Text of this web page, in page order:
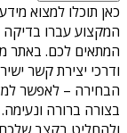
כאן תוכלו למצוא
המקצוע עברו בדיקה
המתאים לכם. באתר
ודרכי יצירת קשר
הבחירה – לאפשר
בצורה ברורה